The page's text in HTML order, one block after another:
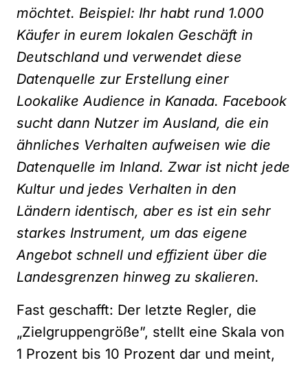
möchtet. Beispiel: Ihr habt rund 1.000
Käufer in eurem lokalen Geschäft in
Deutschland und verwendet diese
Datenquelle zur Erstellung einer
Lookalike Audience in Kanada. Facebook
sucht dann Nutzer im Ausland, die ein
ähnliches Verhalten aufweisen wie die
Datenquelle im Inland. Zwar ist nicht jede
Kultur und jedes Verhalten in den
Ländern identisch, aber es ist ein sehr
starkes Instrument, um das eigene
Angebot schnell und effizient über die
Landesgrenzen hinweg zu skalieren.
Fast geschafft: Der letzte Regler, die
„Zielgruppengröße”, stellt eine Skala von
1 Prozent bis 10 Prozent dar und meint,